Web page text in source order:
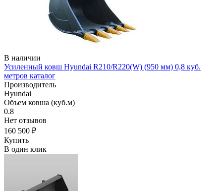
В наличии
Усиленный ковш Hyundai R210/R220(W) (950 мм) 0,8 куб.
метров каталог
Производитель
Hyundai
Объем ковша (куб.м)
0.8
Нет отзывов
160 500 ₽
Купить
В один клик